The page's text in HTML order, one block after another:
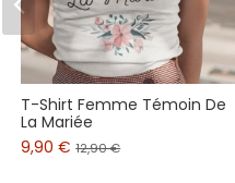
T-Shirt Femme Témoin De
La Mariée
9,90 €12,90 €